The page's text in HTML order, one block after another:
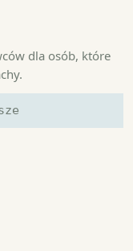
dla osób, które